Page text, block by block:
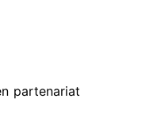
partenariat